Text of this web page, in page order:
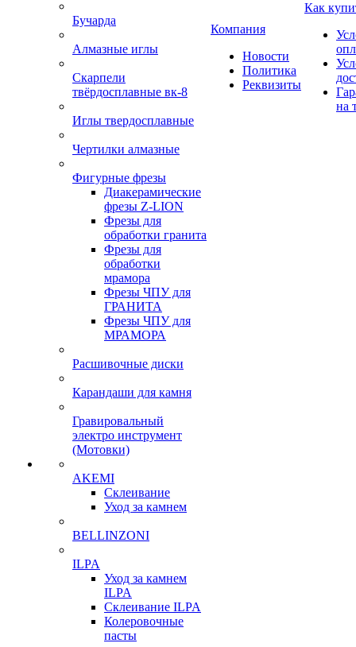
Бучарда
Алмазные иглы
Скарпели
твёрдосплавные вк-8
Иглы твердосплавные
Чертилки алмазные
Фигурные фрезы
Диакерамические
фрезы Z-LION
Фрезы для
обработки гранита
Фрезы для
обработки
мрамора
Фрезы ЧПУ для
ГРАНИТА
Фрезы ЧПУ для
МРАМОРА
Расшивочные диски
Карандаши для камня
Гравировальный
электро инструмент
(Мотовки)
AKEMI
Склеивание
Уход за камнем
BELLINZONI
ILPA
Уход за камнем
ILPA
Склеивание ILPA
Колеровочные
пасты
Компания
Новости
Политика
Реквизиты
Как
на